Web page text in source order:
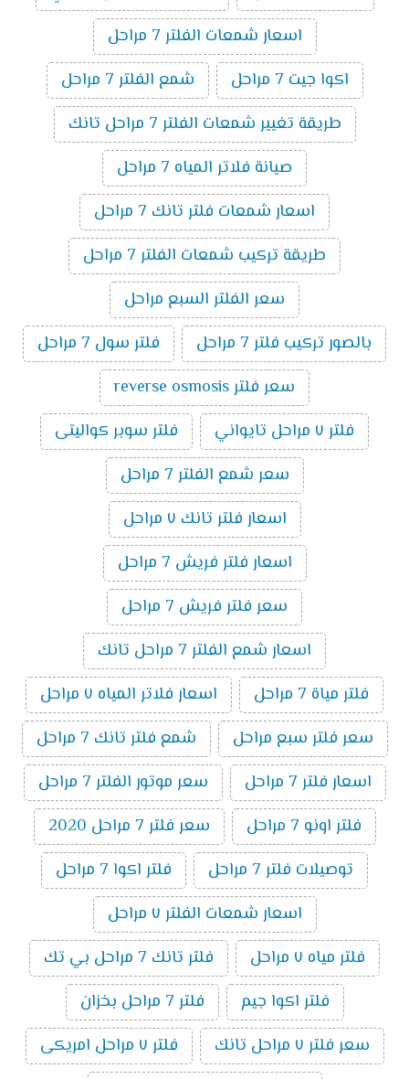
اسعار شمعات الفلتر 7 مراحل
اكوا جيت 7 مراحل
شمع الفلتر 7 مراحل
طريقة تغيير شمعات الفلتر 7 مراحل تانك
صيانة فلاتر المياه 7 مراحل
اسعار شمعات فلتر تانك 7 مراحل
طريقة تركيب شمعات الفلتر 7 مراحل
سعر الفلتر السبع مراحل
بالصور تركيب فلتر 7 مراحل
فلتر سول 7 مراحل
سعر فلتر reverse osmosis
فلتر ٧ مراحل تايواني
فلتر سوبر كواليتى
سعر شمع الفلتر 7 مراحل
اسعار فلتر تانك ٧ مراحل
اسعار فلتر فريش 7 مراحل
سعر فلتر فريش 7 مراحل
اسعار شمع الفلتر 7 مراحل تانك
فلتر مياة 7 مراحل
اسعار فلاتر المياه ٧ مراحل
سعر فلتر سبع مراحل
شمع فلتر تانك 7 مراحل
اسعار فلتر 7 مراحل
سعر موتور الفلتر 7 مراحل
فلتر اونو 7 مراحل
سعر فلتر 7 مراحل 2020
توصيلات فلتر 7 مراحل
فلتر اكوا 7 مراحل
اسعار شمعات الفلتر ٧ مراحل
فلتر مياه ٧ مراحل
فلتر تانك 7 مراحل بي تك
فلتر اكوا جيم
فلتر 7 مراحل بخزان
سعر فلتر ٧ مراحل تانك
فلتر ٧ مراحل امريكى